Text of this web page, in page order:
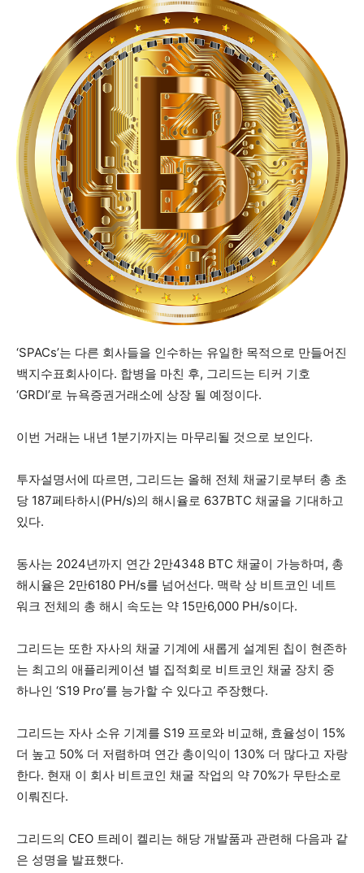
‘SPACs’는 다른 회사들을 인수하는 유일한 목적으로 만들어진
백지수표회사이다. 합병을 마친 후, 그리드는 티커 기호
‘GRDI’로 뉴욕증권거래소에 상장 될 예정이다.
이번 거래는 내년 1분기까지는 마무리될 것으로 보인다.
투자설명서에 따르면, 그리드는 올해 전체 채굴기로부터 총 초
당 187페타하시(PH/s)의 해시율로 637BTC 채굴을 기대하고
있다.
동사는 2024년까지 연간 2만4348 BTC 채굴이 가능하며, 총
해시율은 2만6180 PH/s를 넘어선다. 맥락 상 비트코인 네트
워크 전체의 총 해시 속도는 약 15만6,000 PH/s이다.
그리드는 또한 자사의 채굴 기계에 새롭게 설계된 칩이 현존하
는 최고의 애플리케이션 별 집적회로 비트코인 채굴 장치 중
하나인 ‘S19 Pro’를 능가할 수 있다고 주장했다.
그리드는 자사 소유 기계를 S19 프로와 비교해, 효율성이 15%
더 높고 50% 더 저렴하며 연간 총이익이 130% 더 많다고 자랑
한다. 현재 이 회사 비트코인 채굴 작업의 약 70%가 무탄소로
이뤄진다.
그리드의 CEO 트레이 켈리는 해당 개발품과 관련해 다음과 같
은 성명을 발표했다.